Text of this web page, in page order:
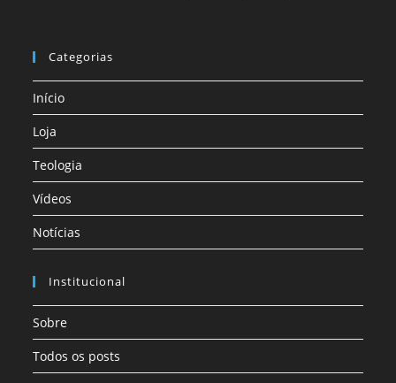
Categorias
Início
Loja
Teologia
Vídeos
Notícias
Institucional
Sobre
Todos os posts